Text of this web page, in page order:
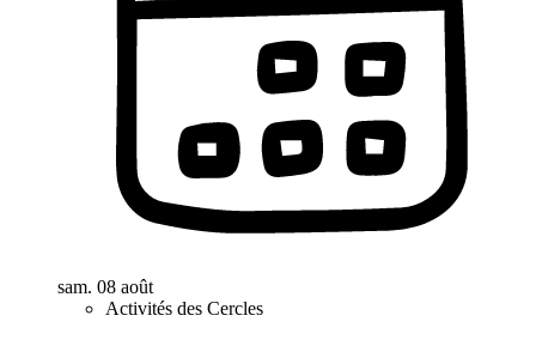
sam. 08 août
Activités des Cercles